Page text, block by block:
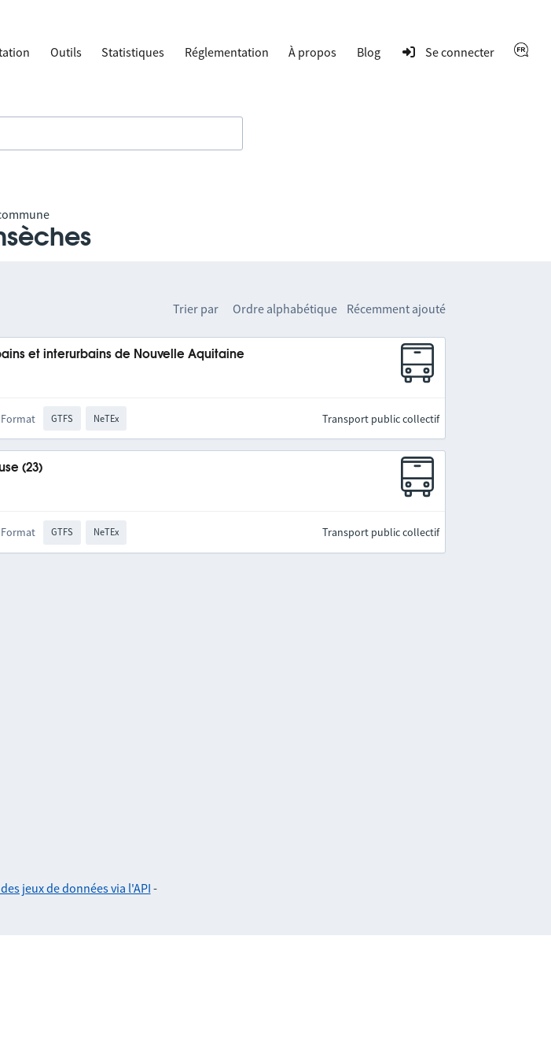
Outils Statistiques Réglementation À propos Blog Se connecter
Trier par Ordre alphabétique Récemment ajouté
et interurbains de Nouvelle Aquitaine
Format GTFS NeTEx Transport public collectif
(23)
Format GTFS NeTEx Transport public collectif
jeux de données via l'API -